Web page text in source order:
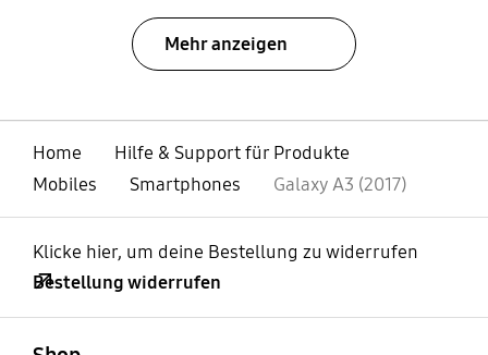
Mehr anzeigen
Home
Hilfe & Support für Produkte
Mobiles
Smartphones Galaxy A3 (2017)
Klicke hier, um deine Bestellung zu widerrufen
Bestellung widerrufen